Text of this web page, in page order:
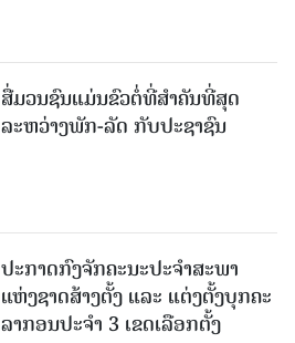
ສື່ມວນຊົນແມ່ນຂົວຕໍ່ທີ່ສໍາຄັນທີ່ສຸດ
ລະຫວ່າງພັກ-ລັດ ກັບປະຊາຊົນ
ປະກາດກົງຈັກຄະນະປະຈໍາສະພາ
ແຫ່ງຊາດສ້າງຕັ້ງ ແລະ ແຕ່ງຕັ້ງບຸກຄະ
ລາກອນປະຈໍາ 3 ເຂດເລືອກຕັ້ງ